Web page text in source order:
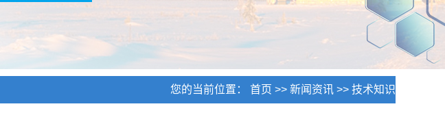
您的当前位置： 首页 >> 新闻资讯 >> 技术知识